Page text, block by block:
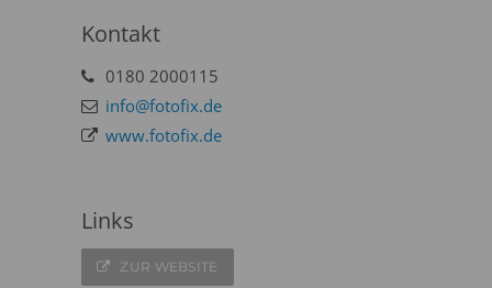
Kontakt
0180 2000115
info@fotofix.de
www.fotofix.de
Links
ZUR WEBSITE